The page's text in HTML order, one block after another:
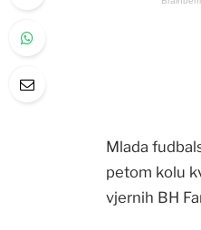
Mlada
petom kolu
vjernih BH